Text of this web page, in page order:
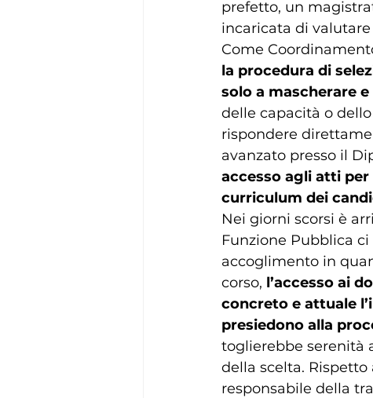
prefetto, un
incaricata di
Come
la procedura di
solo a mascherare
delle capacità o
rispondere
avanzato presso il
accesso agli atti
curriculum dei
Nei giorni scorsi è
Funzione Pubblica
accoglimento in
corso, l’accesso ai
concreto e attuale
presiedono alla
toglierebbe serenità
della scelta.
responsabile della